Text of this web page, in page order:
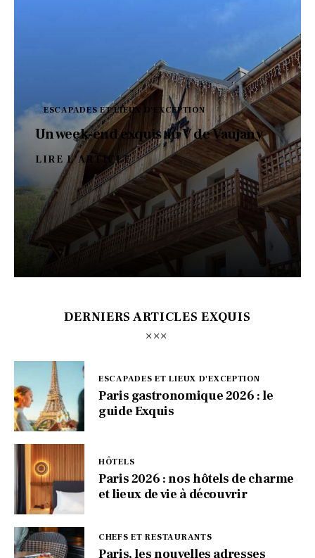
ESCAPADES ET LIEUX D'EXCEPTION
Un week-end exquis au V de Vaujany
LIRE L'ARTICLE
DERNIERS ARTICLES EXQUIS
ESCAPADES ET LIEUX D'EXCEPTION
Paris gastronomique 2026 : le
guide Exquis
HÔTELS
Paris 2026 : nos hôtels de charme
et lieux de vie à découvrir
CHEFS ET RESTAURANTS
Paris, les nouvelles adresses